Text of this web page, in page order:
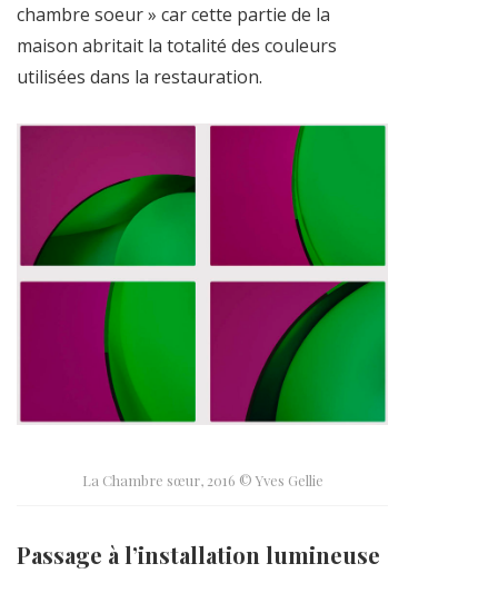
chambre soeur » car cette partie de la
maison abritait la totalité des couleurs
utilisées dans la restauration.
La Chambre sœur, 2016 © Yves Gellie
Passage à l’installation lumineuse